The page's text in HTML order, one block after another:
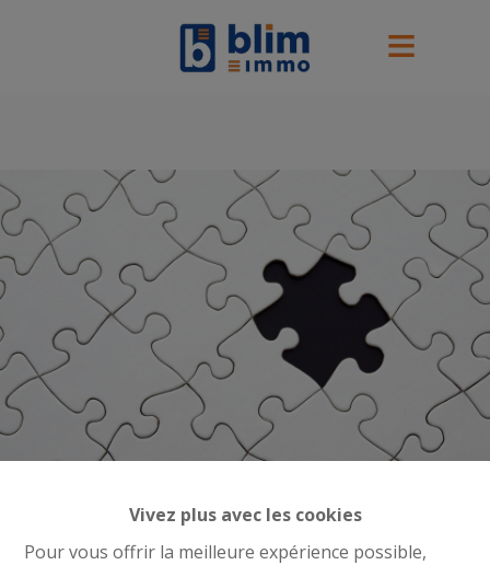
Vivez plus avec les cookies
Pour vous offrir la meilleure expérience possible,